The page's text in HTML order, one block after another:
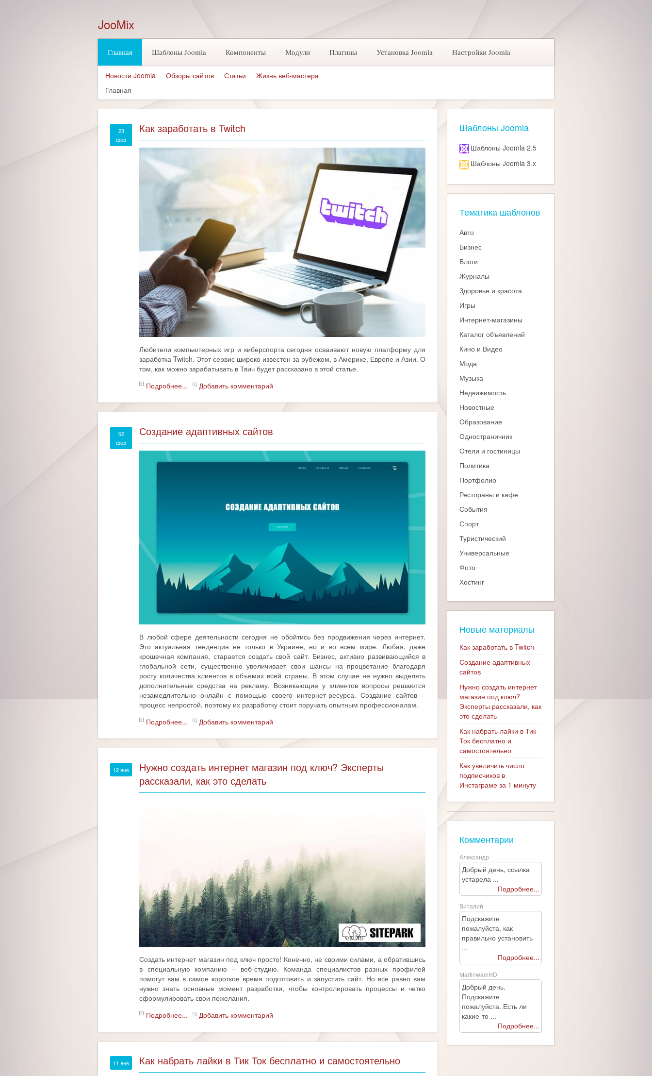
JooMix
Главная Шаблоны Joomla Компоненты Модули Плагины Установка Joomla Настройки Joomla
Новости Joomla Обзоры сайтов Статьи
Жизнь веб-мастера
Главная
23
фев
Как заработать в Twitch
Любители компьютерных игр и киберспорта сегодня осваивают новую платформу для
заработка Twitch. Этот сервис широко известен за рубежом, в Америке, Европе и Азии. О
том, как можно зарабатывать в Твич будет рассказано в этой статье.
Подробнее...
Добавить комментарий
02
фев
Создание адаптивных сайтов
В любой сфере деятельности сегодня не обойтись без продвижения через интернет.
Это актуальная тенденция не только в Украине, но и во всем мире. Любая, даже
крошечная компания, старается создать свой сайт. Бизнес, активно развивающийся в
глобальной сети, существенно увеличивает свои шансы на процветание благодаря
росту количества клиентов в объемах всей страны. В этом случае не нужно выделять
дополнительные средства на рекламу. Возникающие у клиентов вопросы решаются
незамедлительно онлайн с помощью своего интернет-ресурса. Создание сайтов –
процесс непростой, поэтому их разработку стоит поручать опытным профессионалам.
Подробнее...
Добавить комментарий
12 янв
Нужно создать интернет магазин под ключ? Эксперты
рассказали, как это сделать
Создать интернет магазин под ключ просто! Конечно, не своими силами, а обратившись
в специальную компанию – веб-студию. Команда специалистов разных профилей
помогут вам в самое короткое время подготовить и запустить сайт. Но все равно вам
нужно знать основные момент разработки, чтобы контролировать процессы и четко
сформулировать свои пожелания.
Подробнее...
Добавить комментарий
11 янв Как набрать лайки в Тик Ток бесплатно и самостоятельно
Шаблоны Joomla
Шаблоны Joomla 2.5
Шаблоны Joomla 3.x
Тематика шаблонов
Авто
Бизнес
Блоги
Журналы
Здоровье и красота
Игры
Интернет-магазины
Каталог объявлений
Кино и Видео
Мода
Музыка
Недвижимость
Новостные
Образование
Одностраничник
Отели и гостиницы
Политика
Портфолио
Рестораны и кафе
События
Спорт
Туристический
Универсальные
Фото
Хостинг
Новые материалы
Как заработать в Twitch
Создание адаптивных
сайтов
Нужно создать интернет
магазин под ключ?
Эксперты рассказали, как
это сделать
Как набрать лайки в Тик
Ток бесплатно и
самостоятельно
Как увеличить число
подписчиков в
Инстаграме за 1 минуту
Комментарии
Александр
Добрый день, ссылка
устарела ...
Подробнее...
Виталий
Подскажите
пожалуйста, как
правильно установить
...
Подробнее...
MartinwamHD
Добрый день.
Подскажите
пожалуйста. Есть ли
какие-то ...
Подробнее...